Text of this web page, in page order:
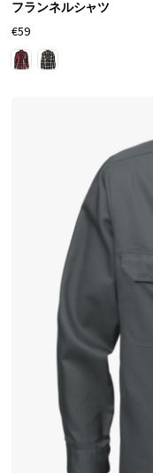
フランネルシャツ
€59